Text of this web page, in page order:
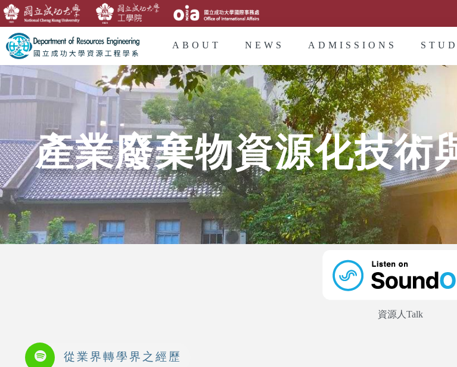
ABOUT NEWS ADMISSIONS
產業廢棄物資源化技術
資源人Talk
從業界轉學界之經歷